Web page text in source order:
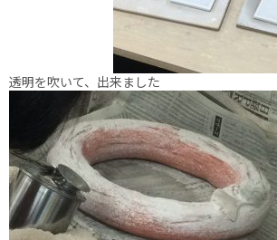
透明を吹いて、出来ました